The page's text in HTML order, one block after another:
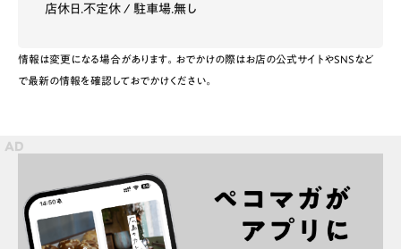
プライバシーポリシー
お問合せ 利用規約
店休日.不定休
駐車場.無し
情報は変更になる場合があります。おでかけの際はお店の公式サイトやSNSなど
で最新の情報を確認しておでかけください。